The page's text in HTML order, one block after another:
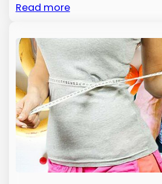
Read more